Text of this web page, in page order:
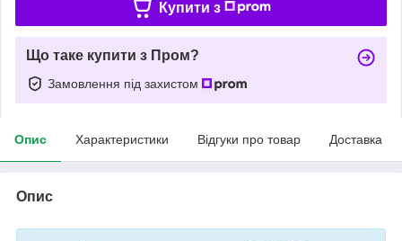
Купити з
Що таке купити з Пром?
Замовлення під захистом
Опис Характеристики Відгуки про товар Доставка
Опис